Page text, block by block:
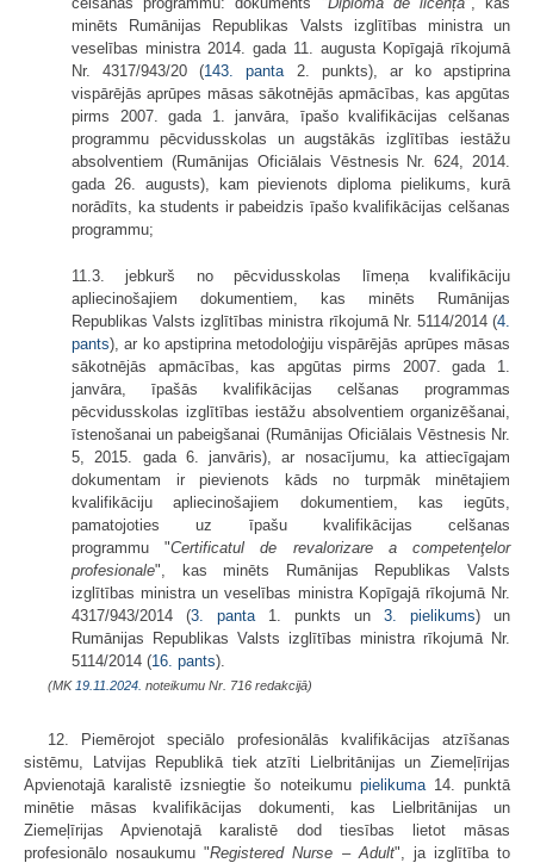
minēts Rumānijas Republikas Valsts izglītības ministra un
veselības ministra 2014. gada 11. augusta Kopīgajā rīkojumā
Nr. 4317/943/20 (143. panta 2. punkts), ar ko apstiprina
vispārējās aprūpes māsas sākotnējās apmācības, kas apgūtas
pirms 2007. gada 1. janvāra, īpašo kvalifikācijas celšanas
programmu pēcvidusskolas un augstākās izglītības iestāžu
absolventiem (Rumānijas Oficiālais Vēstnesis Nr. 624, 2014.
gada 26. augusts), kam pievienots diploma pielikums, kurā
norādīts, ka students ir pabeidzis īpašo kvalifikācijas celšanas
programmu;
11.3. jebkurš no pēcvidusskolas līmeņa kvalifikāciju
apliecinošajiem dokumentiem, kas minēts Rumānijas
Republikas Valsts izglītības ministra rīkojumā Nr. 5114/2014 (4.
pants), ar ko apstiprina metodoloģiju vispārējās aprūpes māsas
sākotnējās apmācības, kas apgūtas pirms 2007. gada 1.
janvāra, īpašās kvalifikācijas celšanas programmas
pēcvidusskolas izglītības iestāžu absolventiem organizēšanai,
īstenošanai un pabeigšanai (Rumānijas Oficiālais Vēstnesis Nr.
5, 2015. gada 6. janvāris), ar nosacījumu, ka attiecīgajam
dokumentam ir pievienots kāds no turpmāk minētajiem
kvalifikāciju apliecinošajiem dokumentiem, kas iegūts,
pamatojoties uz īpašu kvalifikācijas celšanas
programmu "Certificatul de revalorizare a competenţelor
profesionale", kas minēts Rumānijas Republikas Valsts
izglītības ministra un veselības ministra Kopīgajā rīkojumā Nr.
4317/943/2014 (3. panta 1. punkts un 3. pielikums) un
Rumānijas Republikas Valsts izglītības ministra rīkojumā Nr.
5114/2014 (16. pants).
(MK 19.11.2024. noteikumu Nr. 716 redakcijā)
12. Piemērojot speciālo profesionālās kvalifikācijas atzīšanas
sistēmu, Latvijas Republikā tiek atzīti Lielbritānijas un Ziemeļīrijas
Apvienotajā karalistē izsniegtie šo noteikumu pielikuma14. punktā
minētie māsas kvalifikācijas dokumenti, kas Lielbritānijas un
Ziemeļīrijas Apvienotajā karalistē dod tiesības lietot māsas
profesionālo nosaukumu "Registered Nurse – Adult", ja izglītība to